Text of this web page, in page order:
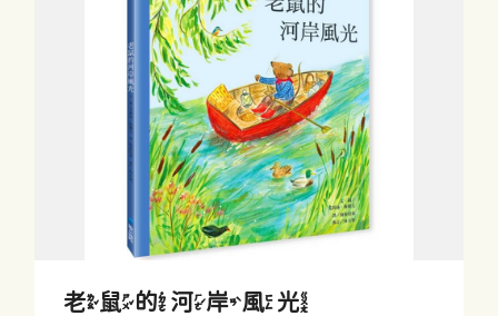
老鼠的河岸風光